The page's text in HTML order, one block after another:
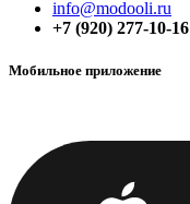
info@modooli.ru
+7 (920) 277-10-16
Мобильное приложение